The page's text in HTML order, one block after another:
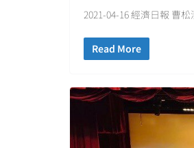
2021-04-16 經濟日報 曹松
Read More